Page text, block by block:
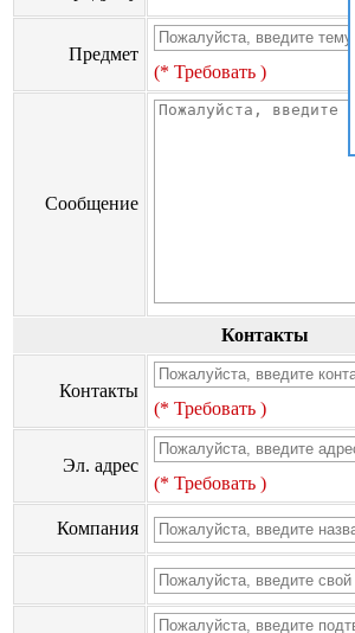
Предмет
(* Требовать )
Сообщение
Контакты
Контакты
(* Требовать )
Эл. адрес
(* Требовать )
Компания